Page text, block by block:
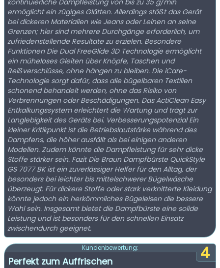
kontinuierliche Dampfleistung von bis zu 35 g/min
ermöglicht ein zügiges Glätten. Allerdings stößt das Gerät
bei dickeren Materialien wie Jeans oder Leinen an seine
Grenzen; hier sind mehrere Durchgänge erforderlich, um
zufriedenstellende Resultate zu erzielen. Besondere
Funktionen Die Dual FreeGlide 3D Technologie ermöglicht
ein müheloses Gleiten über Knöpfe, Taschen und
Reißverschlüsse, ohne hängen zu bleiben. Die iCare-
Technologie sorgt dafür, dass alle bügelbaren Textilien
schonend behandelt werden, ohne das Risiko von
Verbrennungen oder Beschädigungen. Das ActiClean Easy
Entkalkungssystem erleichtert die Wartung und trägt zur
Langlebigkeit des Geräts bei. Verbesserungspotenzial Ein
kleiner Kritikpunkt ist die Betriebslautstärke während des
Dampfens, die höher ausfällt als bei einigen anderen
Modellen. Zudem könnte die Dampfleistung für sehr dicke
Stoffe stärker sein. Fazit Die Braun Dampfbürste QuickStyle
GS 7077 BK ist ein zuverlässiger Helfer für den Alltag, der
besonders bei leichter bis mittelschwerer Bügelwäsche
überzeugt. Für dickere Stoffe oder stark verknitterte Kleidung
könnte jedoch ein herkömmliches Bügeleisen die bessere
Wahl sein. Insgesamt bietet die Dampfbürste eine solide
Leistung und ist besonders für den schnellen Einsatz
zwischendurch geeignet.
4
Kundenbewertung:
Perfekt zum Auffrischen